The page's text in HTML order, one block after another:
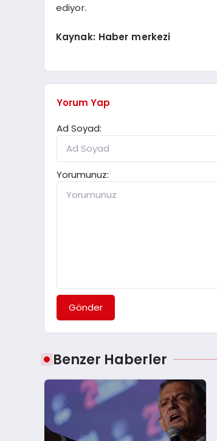
ediyor.
Kaynak: Haber merkezi
Yorum Yap
Ad Soyad:
Yorumunuz:
Gönder
Benzer Haberler